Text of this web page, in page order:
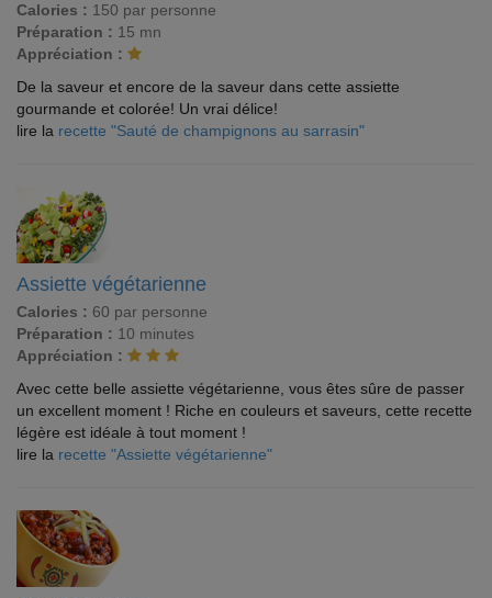
Calories : 150 par personne
Préparation : 15 mn
Appréciation :
De la saveur et encore de la saveur dans cette assiette
gourmande et colorée! Un vrai délice!
lire la recette "Sauté de champignons au sarrasin"
Assiette végétarienne
Calories : 60 par personne
Préparation : 10 minutes
Appréciation :
Avec cette belle assiette végétarienne, vous êtes sûre de passer
un excellent moment ! Riche en couleurs et saveurs, cette recette
légère est idéale à tout moment !
lire la recette "Assiette végétarienne"